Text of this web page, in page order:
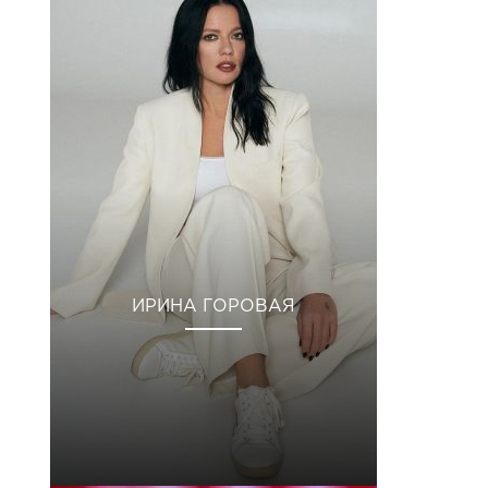
ИРИНА ГОРОВАЯ